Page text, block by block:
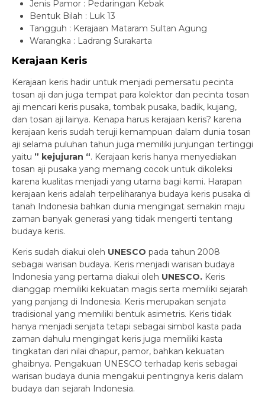
Jenis Pamor : Pedaringan Kebak
Bentuk Bilah : Luk 13
Tangguh : Kerajaan Mataram Sultan Agung
Warangka : Ladrang Surakarta
Kerajaan Keris
Kerajaan keris hadir untuk menjadi pemersatu pecinta
tosan aji dan juga tempat para kolektor dan pecinta tosan
aji mencari keris pusaka, tombak pusaka, badik, kujang,
dan tosan aji lainya. Kenapa harus kerajaan keris? karena
kerajaan keris sudah teruji kemampuan dalam dunia tosan
aji selama puluhan tahun juga memiliki junjungan tertinggi
yaitu ” kejujuran “. Kerajaan keris hanya menyediakan
tosan aji pusaka yang memang cocok untuk dikoleksi
karena kualitas menjadi yang utama bagi kami. Harapan
kerajaan keris adalah terpeliharanya budaya keris pusaka di
tanah Indonesia bahkan dunia mengingat semakin maju
zaman banyak generasi yang tidak mengerti tentang
budaya keris.
Keris sudah diakui oleh UNESCO pada tahun 2008
sebagai warisan budaya. Keris menjadi warisan budaya
Indonesia yang pertama diakui oleh UNESCO. Keris
dianggap memiliki kekuatan magis serta memiliki sejarah
yang panjang di Indonesia. Keris merupakan senjata
tradisional yang memiliki bentuk asimetris. Keris tidak
hanya menjadi senjata tetapi sebagai simbol kasta pada
zaman dahulu mengingat keris juga memiliki kasta
tingkatan dari nilai dhapur, pamor, bahkan kekuatan
ghaibnya. Pengakuan UNESCO terhadap keris sebagai
warisan budaya dunia mengakui pentingnya keris dalam
budaya dan sejarah Indonesia.